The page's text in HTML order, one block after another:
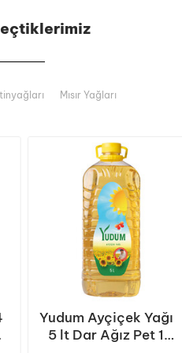
Mısır Yağları
Yudum Ayçiçek Yağı
5 lt Dar Ağız Pet 1